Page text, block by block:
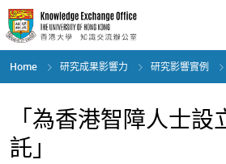
Skip
to
main
content
Home 研究成果影響力 研究影響實例
「為香港智障人士
託」